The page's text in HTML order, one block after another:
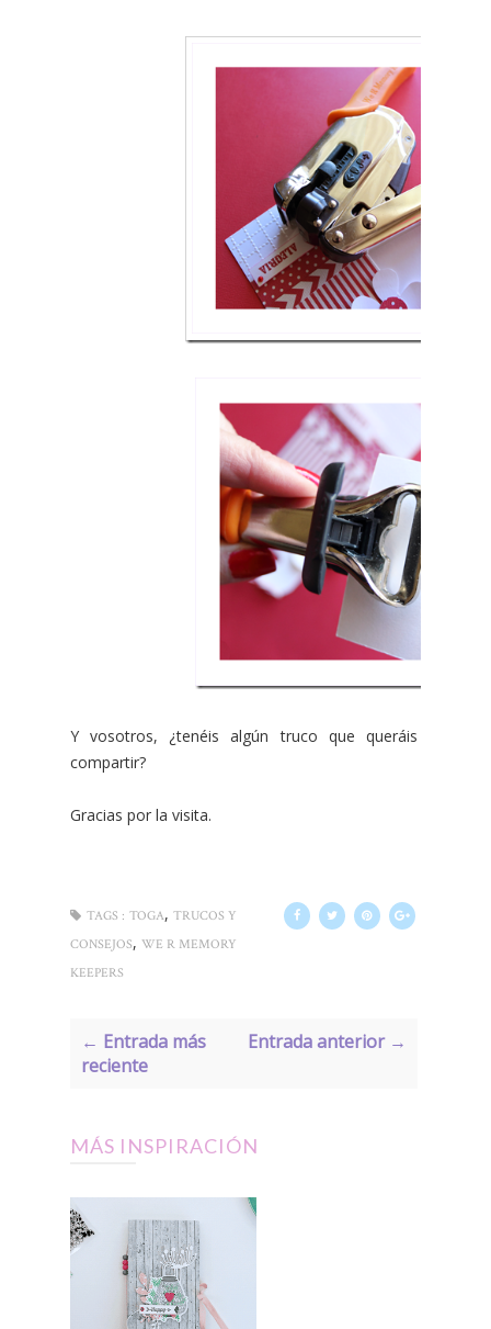
Y vosotros, ¿tenéis algún truco que queráis
compartir?
Gracias por la visita.
TAGS : TOGA, TRUCOS Y
CONSEJOS, WE R MEMORY
KEEPERS
← Entrada más
reciente
Entrada anterior →
MÁS INSPIRACIÓN